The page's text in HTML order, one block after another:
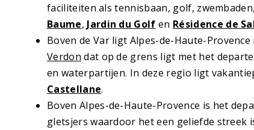
faciliteiten als tennisbaan, golf,
Baume, Jardin du Golf en Résidence de
Boven de Var ligt Alpes-de-Haute-Provence
Verdon dat op de grens ligt met het
en waterpartijen. In deze regio ligt
Castellane.
Boven Alpes-de-Haute-Provence is het
gletsjers waardoor het een geliefde streek